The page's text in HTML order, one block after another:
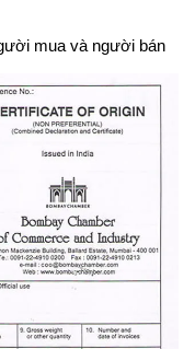
mua và người bán